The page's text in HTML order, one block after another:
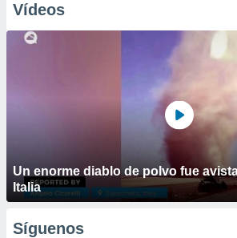
Vídeos
Un enorme diablo de polvo fue
Italia
Síguenos